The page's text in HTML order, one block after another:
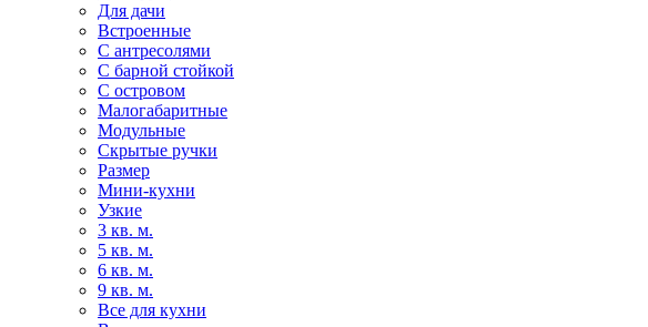
Для дачи
Встроенные
С антресолями
С барной стойкой
С островом
Малогабаритные
Модульные
Скрытые ручки
Размер
Мини-кухни
Узкие
3 кв. м.
5 кв. м.
6 кв. м.
9 кв. м.
Все для кухни